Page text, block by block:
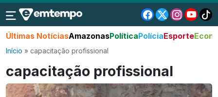
Últimas NotíciasAmazonasPolíticaPolíciaEsporte
Início » capacitação profissional
capacitação profissional